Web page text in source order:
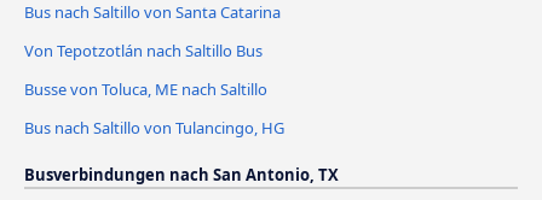
Bus nach Saltillo von Santa Catarina
Von Tepotzotlán nach Saltillo Bus
Busse von Toluca, ME nach Saltillo
Bus nach Saltillo von Tulancingo, HG
Busverbindungen nach San Antonio, TX